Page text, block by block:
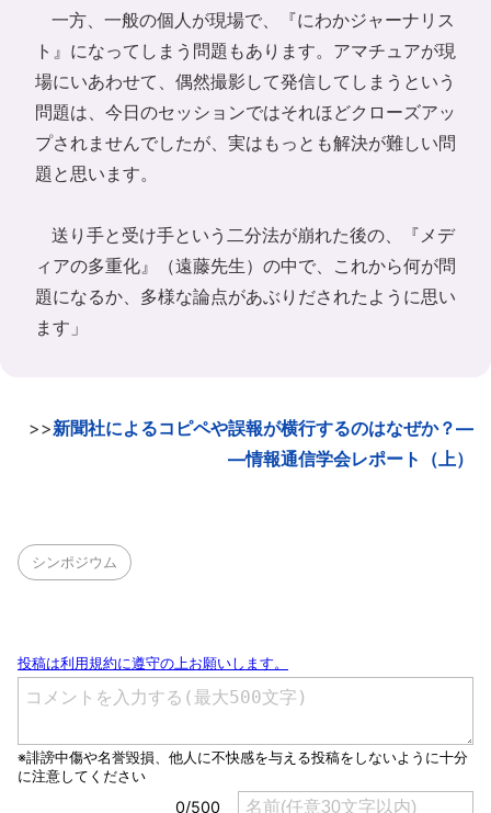
一方、一般の個人が現場で、『にわかジャーナリス
ト』になってしまう問題もあります。アマチュアが現
場にいあわせて、偶然撮影して発信してしまうという
問題は、今日のセッションではそれほどクローズアッ
プされませんでしたが、実はもっとも解決が難しい問
題と思います。
送り手と受け手という二分法が崩れた後の、『メデ
ィアの多重化』（遠藤先生）の中で、これから何が問
題になるか、多様な論点があぶりだされたように思い
ます」
>>新聞社によるコピペや誤報が横行するのはなぜか？―
―情報通信学会レポート（上）
シンポジウム